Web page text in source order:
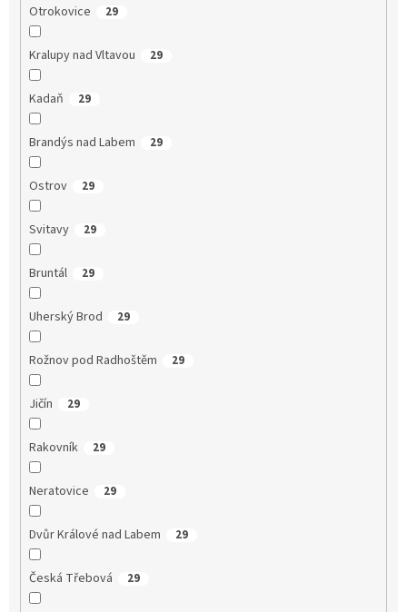
Otrokovice 29
Kralupy nad Vltavou 29
Kadaň 29
Brandýs nad Labem 29
Ostrov 29
Svitavy 29
Bruntál 29
Uherský Brod 29
Rožnov pod Radhoštěm 29
Jičín 29
Rakovník 29
Neratovice 29
Dvůr Králové nad Labem 29
Česká Třebová 29